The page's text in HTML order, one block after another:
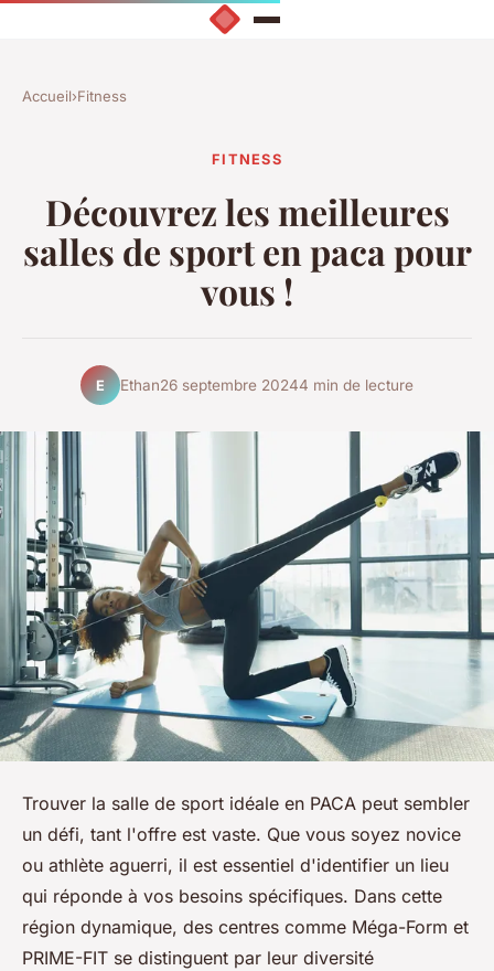
Accueil›Fitness
FITNESS
Découvrez les meilleures
salles de sport en paca pour
vous !
E Ethan26 septembre 20244 min de lecture
Trouver la salle de sport idéale en PACA peut sembler
un défi, tant l'offre est vaste. Que vous soyez novice
ou athlète aguerri, il est essentiel d'identifier un lieu
qui réponde à vos besoins spécifiques. Dans cette
région dynamique, des centres comme Méga-Form et
PRIME-FIT se distinguent par leur diversité